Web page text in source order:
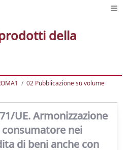
della
02 Pubblicazione su volume
UE. Armonizzazione
nei
di beni anche con